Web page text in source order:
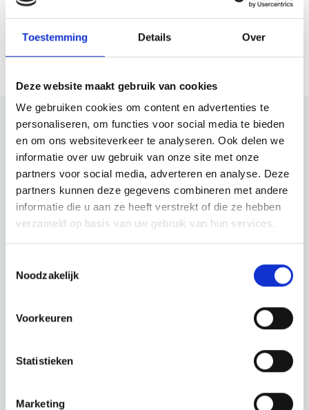
Toestemming Details Over
Deze website maakt gebruik van cookies
We gebruiken cookies om content en advertenties te
personaliseren, om functies voor social media te bieden
en om ons websiteverkeer te analyseren. Ook delen we
informatie over uw gebruik van onze site met onze
partners voor social media, adverteren en analyse. Deze
partners kunnen deze gegevens combineren met andere
informatie die u aan ze heeft verstrekt of die ze hebben
verzameld op basis van uw gebruik van hun services.
Noodzakelijk
Voorkeuren
Statistieken
Marketing
Schau auch mal
Entdecke den Rest der Region! Schau dir die anderen
Websites an, um zu sehen, was diese wunderschöne
Umgebung noch zu bieten hat.